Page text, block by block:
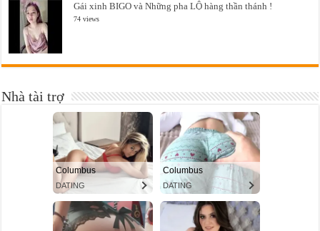
Gái xinh BIGO và Những pha LỘ hàng thần thánh !
74 views
Nhà tài trợ